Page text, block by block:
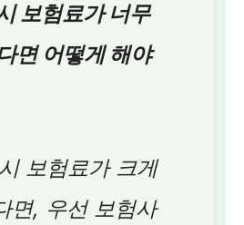
보험료가 너무
면 어떻게 해야
보험료가 크게
면, 우선 보험사